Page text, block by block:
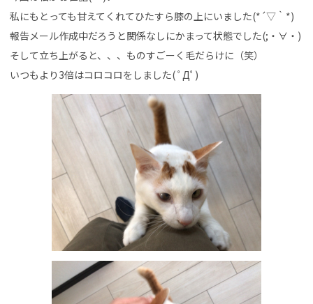
私にもとっても甘えてくれてひたすら膝の上にいました(*´▽｀*)
報告メール作成中だろうと関係なしにかまって状態でした(;・∀・)
そして立ち上がると、、、ものすごーく毛だらけに（笑）
いつもより3倍はコロコロをしました( ﾟДﾟ)